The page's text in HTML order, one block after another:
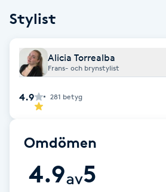
Brynfärgning
Brynplockning
Bröllopsuppsättning
Celluliter
Stylist
Alicia Torrealba
Frans- och brynstylist
4.9 281 betyg
Omdömen
4.9av5